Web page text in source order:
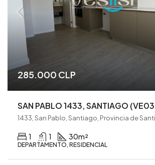
285.000 CLP
SAN PABLO 1433, SANTIAGO
1 1 30m²
DEPARTAMENTO, RESIDENCIAL